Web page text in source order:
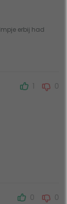
erbij had
1 0
0 0